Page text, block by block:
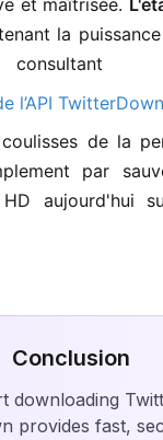
et maîtrisée.
la
l’API TwitterDown
de la
par
aujourd'hui
Conclusion
downloading
provides fast,